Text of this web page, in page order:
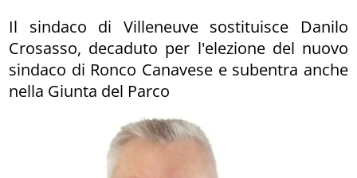
Il sindaco di Villeneuve sostituisce Danilo
Crosasso, decaduto per l'elezione del nuovo
sindaco di Ronco Canavese e subentra anche
nella Giunta del Parco